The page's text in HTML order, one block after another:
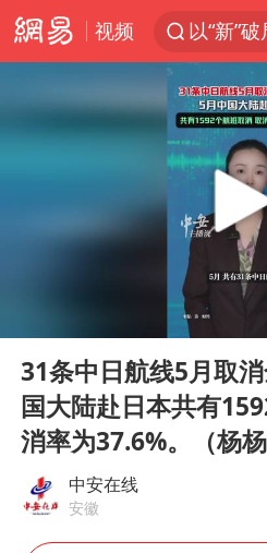
视频
我国编
台风白
看守所
多地要
台风白
宇树科
Play
31条中日航线5月取
国大陆赴日本共有
消率为37.6%。（杨
中安在线
安徽